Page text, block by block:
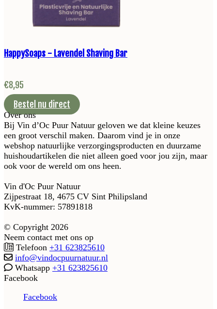
HappySoaps - Lavendel Shaving Bar
€8,95
Bestel nu direct
Over ons
Bij Vin d’Oc Puur Natuur geloven we dat kleine keuzes
een groot verschil maken. Daarom vind je in onze
webshop natuurlijke verzorgingsproducten en duurzame
huishoudartikelen die niet alleen goed voor jou zijn, maar
ook voor de wereld om ons heen.
Vin d'Oc Puur Natuur
Zijpestraat 18, 4675 CV Sint Philipsland
KvK-nummer: 57891818
© Copyright 2026
Neem contact met ons op
Telefoon +31 623825610
info@vindocpuurnatuur.nl
Whatsapp +31 623825610
Facebook
Facebook